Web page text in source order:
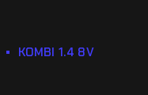
KOMBI 1.4 8V